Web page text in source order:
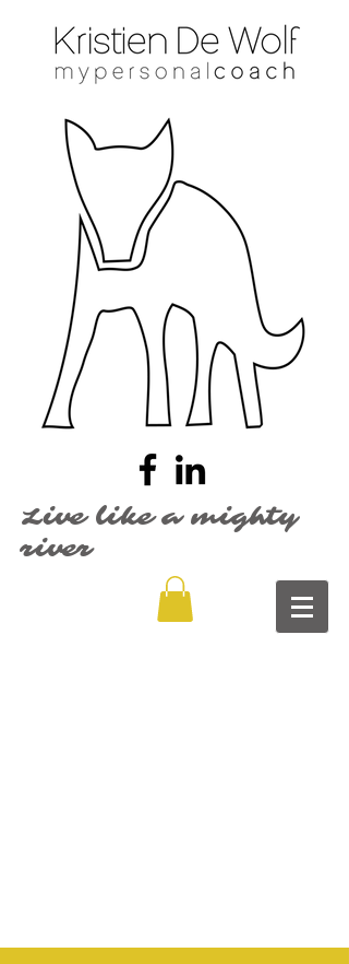
Live like a mighty
river